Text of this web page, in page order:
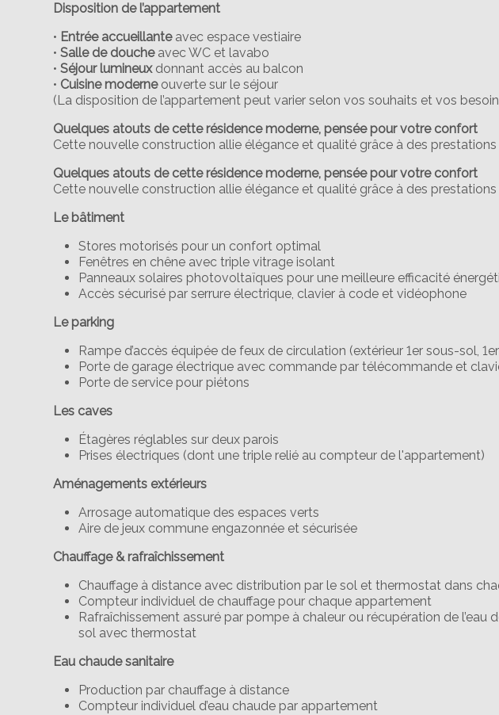
Disposition de l’appartement
• Entrée accueillante avec espace vestiaire
•Salle de douche avec WC et lavabo
•Séjour lumineux donnant accès au balcon
• Cuisine moderne ouverte sur le séjour
(La disposition de l’appartement peut varier selon vos souhaits et vos
Quelques atouts de cette résidence moderne, pensée pour votre confort
Cette nouvelle construction allie élégance et qualité grâce à des
Quelques atouts de cette résidence moderne, pensée pour votre confort
Cette nouvelle construction allie élégance et qualité grâce à des
Le bâtiment
Stores motorisés pour un confort optimal
Fenêtres en chêne avec triple vitrage isolant
Panneaux solaires photovoltaïques pour une meilleure efficacité
Accès sécurisé par serrure électrique, clavier à code et vidéophone
Le parking
Rampe d’accès équipée de feux de circulation (extérieur 1er sous-sol,
Porte de garage électrique avec commande par télécommande et
Porte de service pour piétons
Les caves
Étagères réglables sur deux parois
Prises électriques (dont une triple relié au compteur de l'appartement)
Aménagements extérieurs
Arrosage automatique des espaces verts
Aire de jeux commune engazonnée et sécurisée
Chauffage & rafraîchissement
Chauffage à distance avec distribution par le sol et thermostat dans
Compteur individuel de chauffage pour chaque appartement
Rafraîchissement assuré par pompe à chaleur ou récupération de l’eau
sol avec thermostat
Eau chaude sanitaire
Production par chauffage à distance
Compteur individuel d’eau chaude par appartement